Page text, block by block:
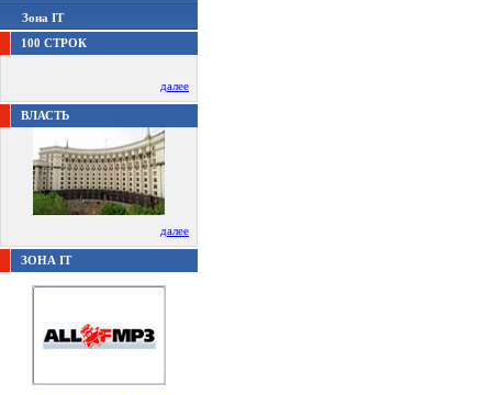
Зона IT
100 СТРОК
далее
ВЛАСТЬ
далее
ЗОНА IT